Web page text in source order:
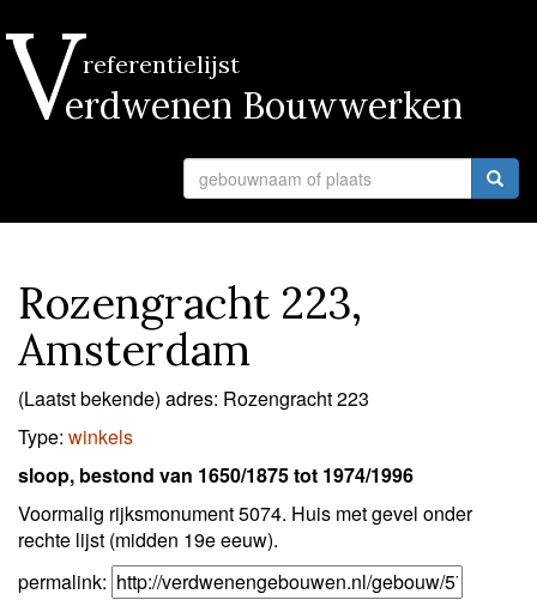
referentielijst
Verdwenen Bouwwerken
Rozengracht 223,
Amsterdam
(Laatst bekende) adres: Rozengracht 223
Type: winkels
sloop, bestond van 1650/1875 tot 1974/1996
Voormalig rijksmonument 5074. Huis met gevel onder
rechte lijst (midden 19e eeuw).
permalink: